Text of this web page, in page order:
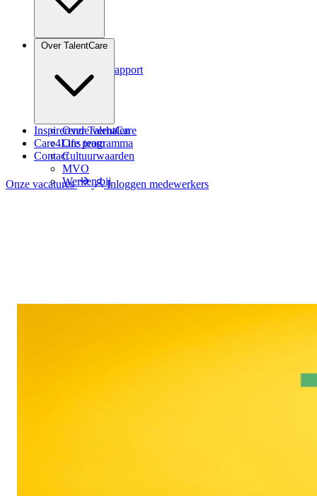
Zindicator
Zindicator rapport
Over TalentCare
Over TalentCare
Ons team
Cultuurwaarden
MVO
Werken bij
Inspirerende verhalen
Care4Life programma
Contact
Onze vacatures Inloggen medewerkers